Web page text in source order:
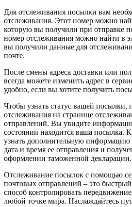
Для отслеживания посылки вам
отслеживания. Этот номер можно
которую вы получили при отправке
номер отслеживания можно найти в
вы получили данные для
почте.
После смены адреса доставки или
всегда можете изменить адрес в
удобно, если вы хотите получить
Чтобы узнать статус вашей посылки,
отслеживания на странице
отправлений. Вы увидите
состоянии находится ваша посылка.
узнать дополнительную информацию
дата и время ее отправления и
оформлении таможенной декларации.
Отслеживание посылок с помощью
почтовых отправлений – это
способ контролировать
любой точке мира. Наслаждайтесь